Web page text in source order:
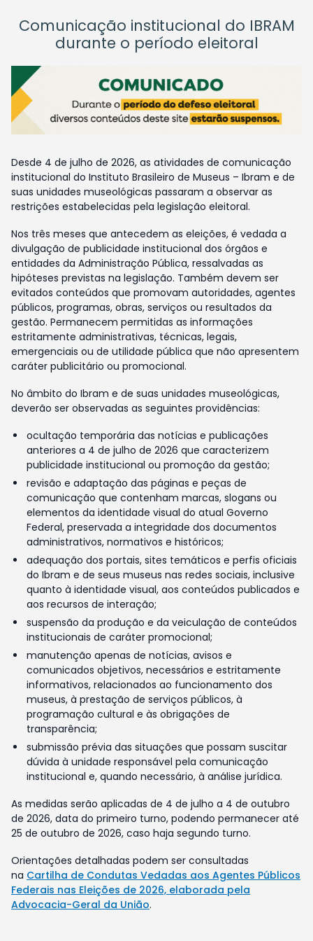
Comunicação institucional do IBRAM
durante o período eleitoral
Desde 4 de julho de 2026, as atividades de comunicação
institucional do Instituto Brasileiro de Museus – Ibram e de
suas unidades museológicas passaram a observar as
restrições estabelecidas pela legislação eleitoral.
Nos três meses que antecedem as eleições, é vedada a
divulgação de publicidade institucional dos órgãos e
entidades da Administração Pública, ressalvadas as
hipóteses previstas na legislação. Também devem ser
evitados conteúdos que promovam autoridades, agentes
públicos, programas, obras, serviços ou resultados da
gestão. Permanecem permitidas as informações
estritamente administrativas, técnicas, legais,
emergenciais ou de utilidade pública que não apresentem
caráter publicitário ou promocional.
No âmbito do Ibram e de suas unidades museológicas,
deverão ser observadas as seguintes providências:
ocultação temporária das notícias e publicações
anteriores a 4 de julho de 2026 que caracterizem
publicidade institucional ou promoção da gestão;
revisão e adaptação das páginas e peças de
comunicação que contenham marcas, slogans ou
elementos da identidade visual do atual Governo
Federal, preservada a integridade dos documentos
administrativos, normativos e históricos;
adequação dos portais, sites temáticos e perfis oficiais
do Ibram e de seus museus nas redes sociais, inclusive
quanto à identidade visual, aos conteúdos publicados e
aos recursos de interação;
suspensão da produção e da veiculação de conteúdos
institucionais de caráter promocional;
manutenção apenas de notícias, avisos e
comunicados objetivos, necessários e estritamente
informativos, relacionados ao funcionamento dos
museus, à prestação de serviços públicos, à
programação cultural e às obrigações de
transparência;
submissão prévia das situações que possam suscitar
dúvida à unidade responsável pela comunicação
institucional e, quando necessário, à análise jurídica.
As medidas serão aplicadas de 4 de julho a 4 de outubro
de 2026, data do primeiro turno, podendo permanecer até
25 de outubro de 2026, caso haja segundo turno.
Orientações detalhadas podem ser consultadas
na Cartilha de Condutas Vedadas aos Agentes Públicos
Federais nas Eleições de 2026, elaborada pela
Advocacia-Geral da União.